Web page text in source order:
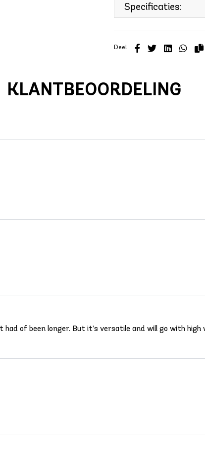
Specificaties:
Deel
KLANTBEOORDELING
of been longer. But it’s versatile and will go with